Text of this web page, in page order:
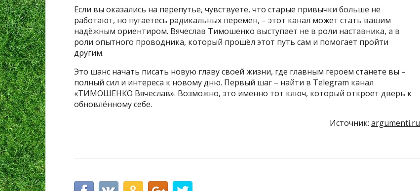
Если вы оказались на перепутье, чувствуете, что старые привычки больше не
работают, но пугаетесь радикальных перемен, – этот канал может стать вашим
надёжным ориентиром. Вячеслав Тимошенко выступает не в роли наставника, а в
роли опытного проводника, который прошёл этот путь сам и помогает пройти
другим.
Это шанс начать писать новую главу своей жизни, где главным героем станете вы –
полный сил и интереса к новому дню. Первый шаг – найти в Telegram канал
«ТИМОШЕНКО Вячеслав». Возможно, это именно тот ключ, который откроет дверь к
обновлённому себе.
Источник: argumenti.ru